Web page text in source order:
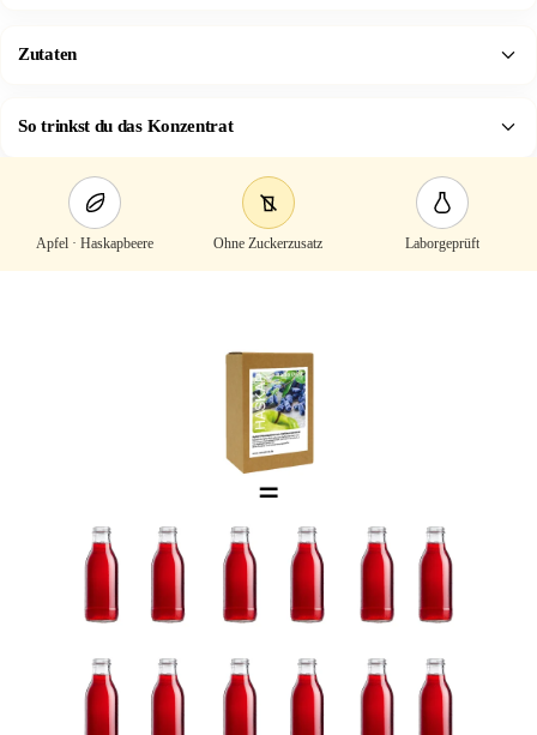
Zutaten
So trinkst du das Konzentrat
Apfel · Haskapbeere Ohne Zuckerzusatz Laborgeprüft